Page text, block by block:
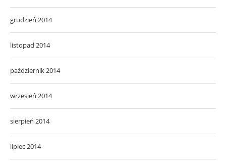
grudzień 2014
listopad 2014
październik 2014
wrzesień 2014
sierpień 2014
lipiec 2014